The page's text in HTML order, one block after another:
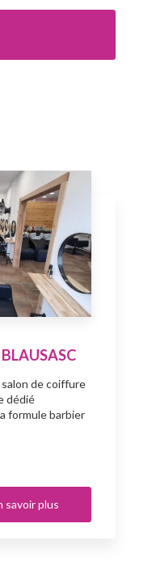
de coiffure
dédié
formule barbier
savoir plus